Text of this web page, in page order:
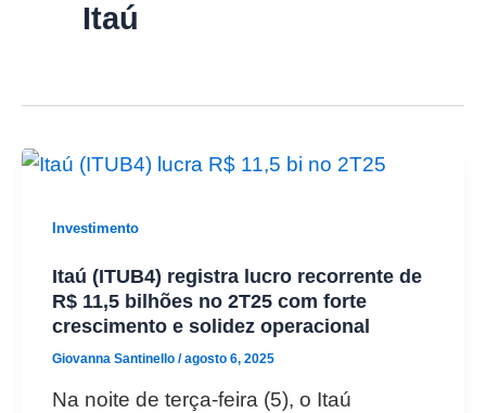
Itaú
Investimento
Itaú (ITUB4) registra lucro recorrente de
R$ 11,5 bilhões no 2T25 com forte
crescimento e solidez operacional
Giovanna Santinello /agosto 6, 2025
Na noite de terça-feira (5), o Itaú